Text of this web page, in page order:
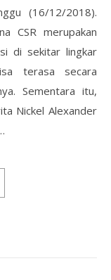
(16/12/2018).
CSR merupakan
di sekitar lingkar
terasa secara
Sementara itu,
Nickel Alexander